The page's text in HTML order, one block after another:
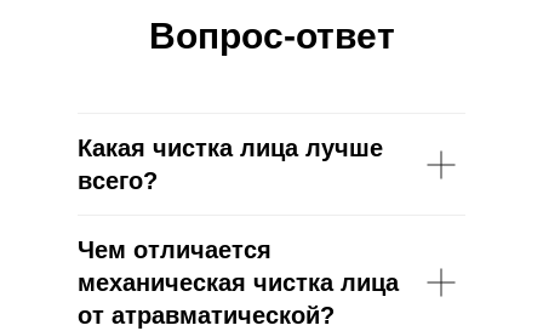
Вопрос-ответ
Какая чистка лица лучше
всего?
Чем отличается
механическая чистка лица
от атравматической?